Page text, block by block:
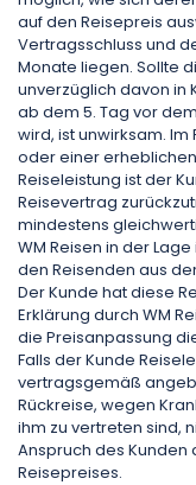
auf den Reisepreis
Vertragsschluss und
Monate liegen. Sollte
unverzüglich davon in
ab dem 5. Tag vor
wird, ist unwirksam. Im
oder einer
Reiseleistung ist der
Reisevertrag
mindestens
WM Reisen in der
den Reisenden aus
Der Kunde hat diese
Erklärung durch WM
die Preisanpassung
Falls der Kunde
vertragsgemäß
Rückreise, wegen
ihm zu vertreten sind,
Anspruch des Kunden
Reisepreises.